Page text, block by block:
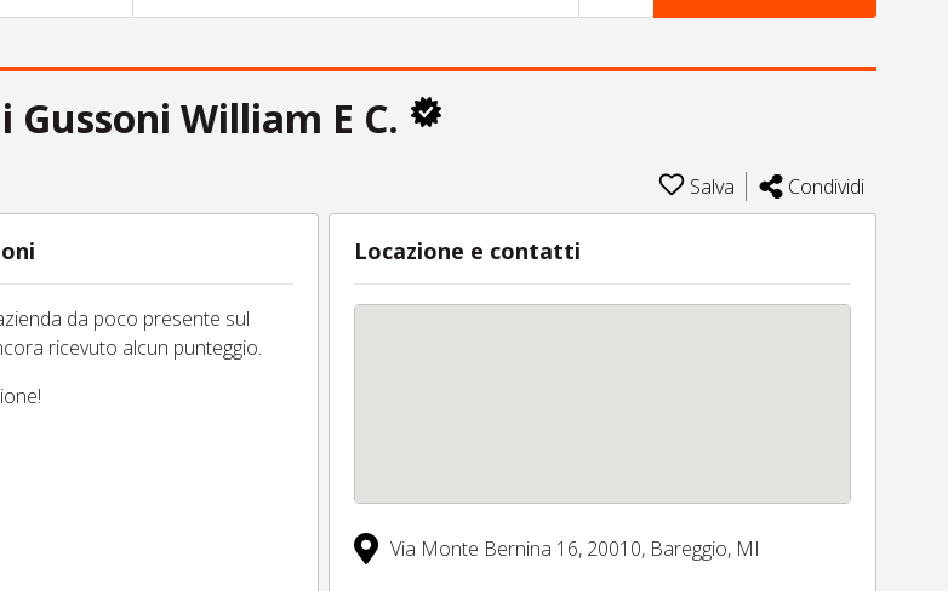
Gussoni William E C.
Salva Condividi
da poco presente sul
ricevuto alcun punteggio.
Locazione e contatti
Via Monte Bernina 16, 20010, Bareggio, MI